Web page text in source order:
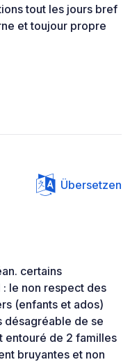
tout les jours bref
et toujour propre
Übersetzen
certains
le non respect des
(enfants et ados)
désagréable de se
entouré de 2 familles
bruyantes et non